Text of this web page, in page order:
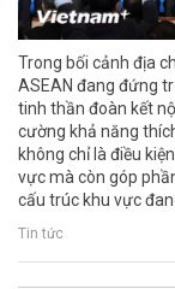
Trong bối cảnh địa
ASEAN đang đứng
tinh thần đoàn kết
cường khả năng
không chỉ là điều
vực mà còn góp
cấu trúc khu vực
Tin tức